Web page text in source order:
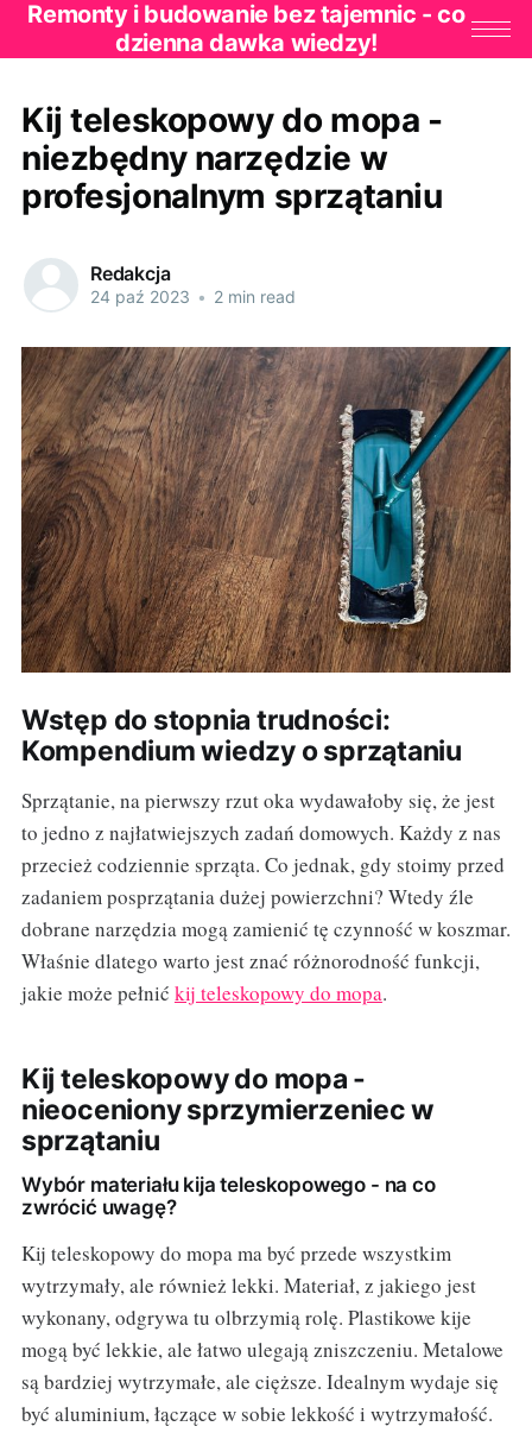
Remonty i budowanie bez tajemnic - co
dzienna dawka wiedzy!
Kij teleskopowy do mopa -
niezbędny narzędzie w
profesjonalnym sprzątaniu
Redakcja
24 paź 2023 • 2 min read
Wstęp do stopnia trudności:
Kompendium wiedzy o sprzątaniu
Sprzątanie, na pierwszy rzut oka wydawałoby się, że jest
to jedno z najłatwiejszych zadań domowych. Każdy z nas
przecież codziennie sprząta. Co jednak, gdy stoimy przed
zadaniem posprzątania dużej powierzchni? Wtedy źle
dobrane narzędzia mogą zamienić tę czynność w koszmar.
Właśnie dlatego warto jest znać różnorodność funkcji,
jakie może pełnić kij teleskopowy do mopa.
Kij teleskopowy do mopa -
nieoceniony sprzymierzeniec w
sprzątaniu
Wybór materiału kija teleskopowego - na co
zwrócić uwagę?
Kij teleskopowy do mopa ma być przede wszystkim
wytrzymały, ale również lekki. Materiał, z jakiego jest
wykonany, odgrywa tu olbrzymią rolę. Plastikowe kije
mogą być lekkie, ale łatwo ulegają zniszczeniu. Metalowe
są bardziej wytrzymałe, ale cięższe. Idealnym wydaje się
być aluminium, łączące w sobie lekkość i wytrzymałość.